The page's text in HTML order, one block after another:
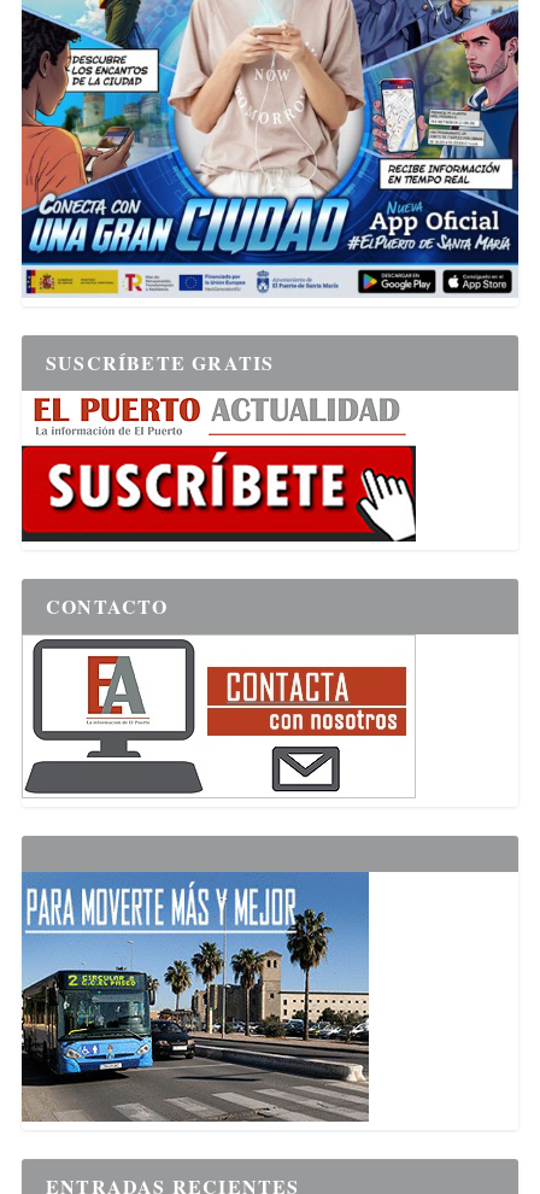
SUSCRÍBETE GRATIS
CONTACTO
ENTRADAS RECIENTES